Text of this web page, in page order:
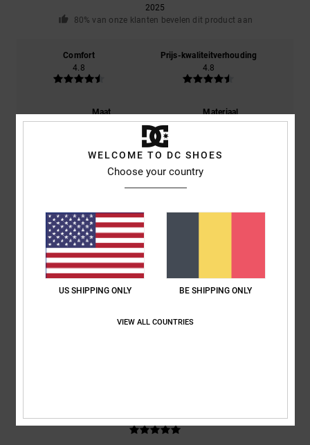
2025
80% van onze klanten bevelen dit product aan
Comfort
4.8
Prijs-kwaliteitverhouding
4.8
Maat
Materiaal
5.0
Kleur
5
WELCOME TO DC SHOES
Choose your country
US SHIPPING ONLY BE SHIPPING ONLY
VIEW ALL COUNTRIES